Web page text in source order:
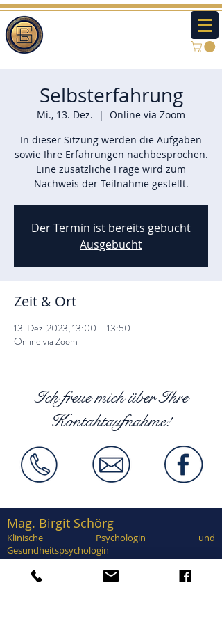
Selbsterfahrung
Mi., 13. Dez.
  |
Online via Zoom
In dieser Sitzung werden die Aufgaben
sowie Ihre Erfahrungen nachbesprochen.
Eine zusätzliche Frage wird zum
Nachweis der Teilnahme gestellt.
Der Termin ist bereits gebucht
Ausgebucht
Zeit & Ort
13. Dez. 2023, 13:00 – 13:50
Online via Zoom
Ich freue mich über Ihre
Kontaktaufnahme!
Mag. Birgit Schörg
Klinische Psychologin und
Gesundheitspsychologin
Supervisorin, EuroPsy zertifiziert
Zertifiziert in Traumatherapie, EMDR,